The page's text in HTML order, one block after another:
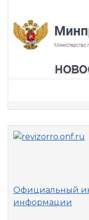
Официальный
информации